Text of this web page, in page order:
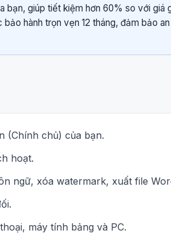
giúp tiết kiệm hơn 60% so với giá
hành trọn vẹn 12 tháng, đảm bảo
(Chính chủ) của bạn.
hoạt.
ngữ, xóa watermark, xuất file
máy tính bảng và PC.